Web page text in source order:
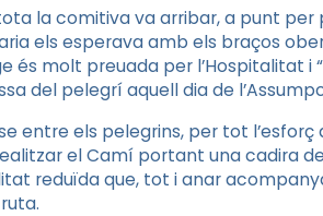
la comitiva va arribar, a punt
els esperava amb els braços
és molt preuada per l’Hospitalitat i
del pelegrí aquell dia de
entre els pelegrins, per tot
el Camí portant una cadira
reduïda que, tot i anar